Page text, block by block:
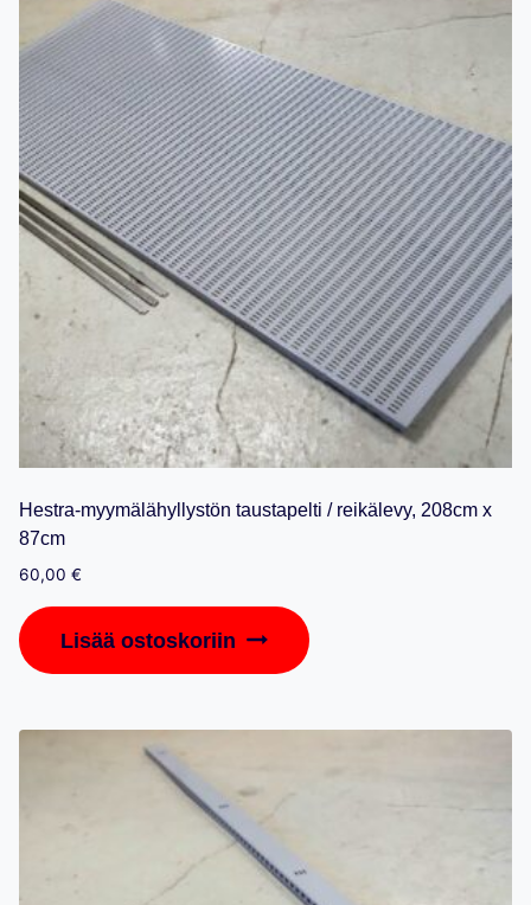
Hestra-myymälähyllystön taustapelti / reikälevy, 208cm x
87cm
60,00 €
Lisää ostoskoriin